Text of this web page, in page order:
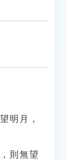
明月，
則無望